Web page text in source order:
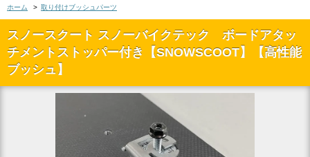
ホーム > 取り付けブッシュパーツ
スノースクート スノーバイクテック ボードアタッ
チメントストッパー付き【SNOWSCOOT】【高性能
ブッシュ】